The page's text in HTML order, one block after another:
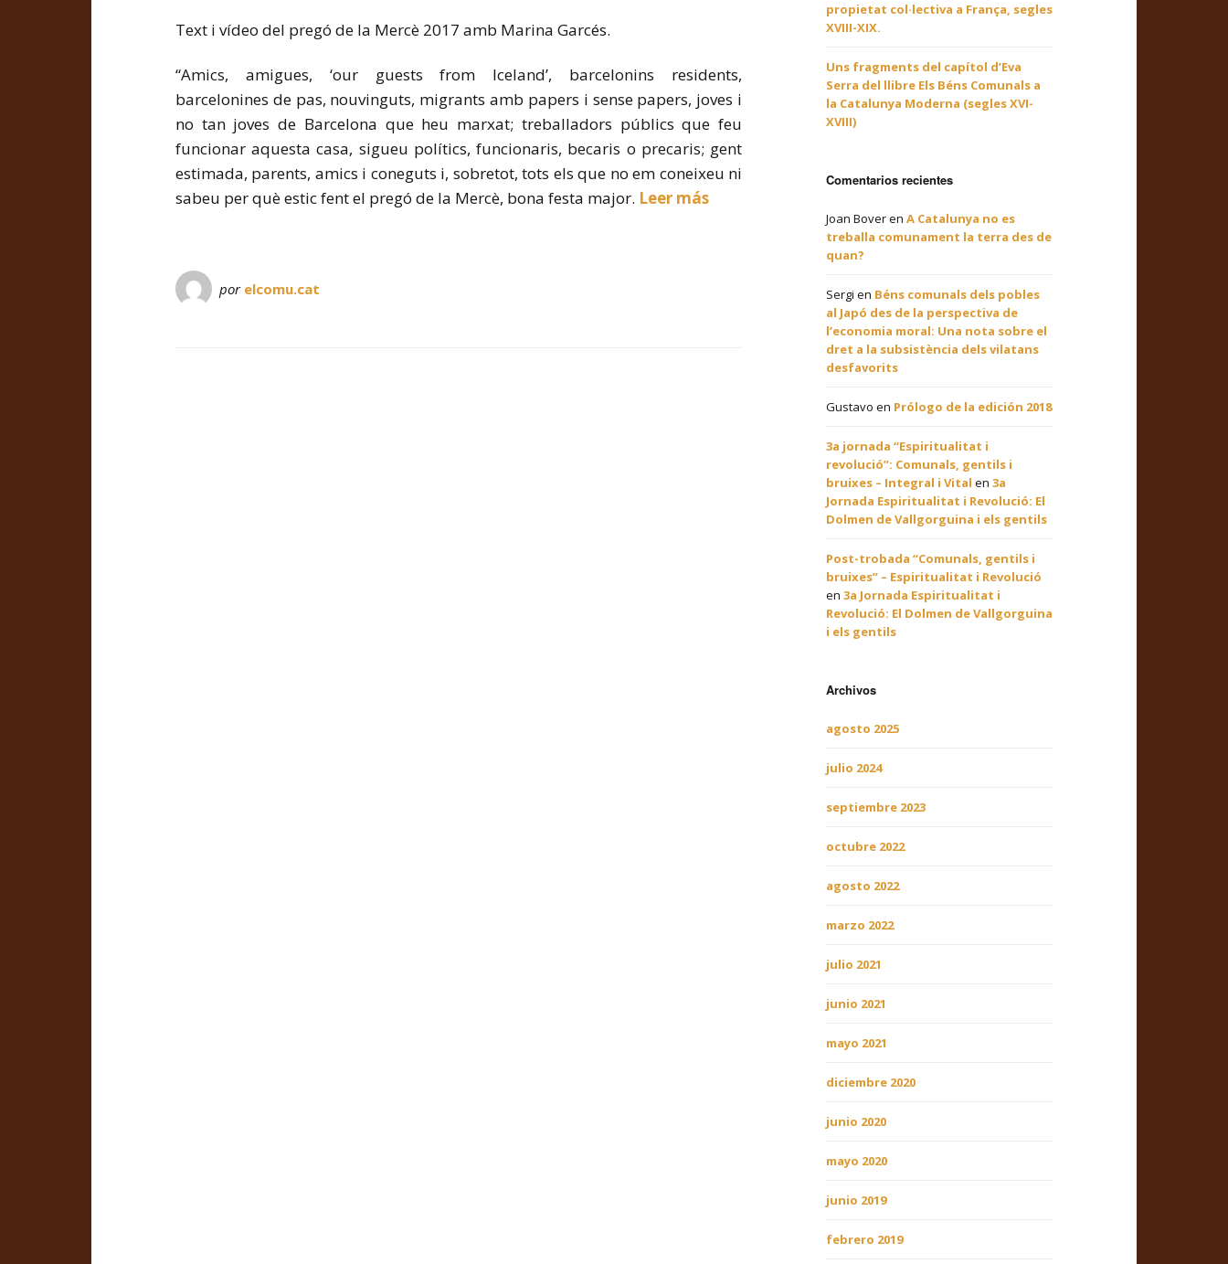
Text i vídeo del pregó de la Mercè 2017 amb Marina Garcés.
“Amics, amigues, ‘our guests from Iceland’, barcelonins residents,
barcelonines de pas, nouvinguts, migrants amb papers i sense papers, joves i
no tan joves de Barcelona que heu marxat; treballadors públics que feu
funcionar aquesta casa, sigueu polítics, funcionaris, becaris o precaris; gent
estimada, parents, amics i coneguts i, sobretot, tots els que no em coneixeu ni
sabeu per què estic fent el pregó de la Mercè, bona festa major. Leer más
por elcomu.cat
propietat col·lectiva a França, segles
XVIII-XIX.
Uns fragments del capítol d’Eva
Serra del llibre Els Béns Comunals a
la Catalunya Moderna (segles XVI-
XVIII)
Comentarios recientes
Joan Boveren A Catalunya no es
treballa comunament la terra des de
quan?
Sergi en Béns comunals dels pobles
al Japó des de la perspectiva de
l’economia moral: Una nota sobre el
dret a la subsistència dels vilatans
desfavorits
Gustavo en Prólogo de la edición 2018
3a jornada “Espiritualitat i
revolució”: Comunals, gentils i
bruixes – Integral i Vital en 3a
Jornada Espiritualitat i Revolució: El
Dolmen de Vallgorguina i els gentils
Post-trobada “Comunals, gentils i
bruixes” – Espiritualitat i Revolució
en 3a Jornada Espiritualitat i
Revolució: El Dolmen de Vallgorguina
i els gentils
Archivos
agosto 2025
julio 2024
septiembre 2023
octubre 2022
agosto 2022
marzo 2022
julio 2021
junio 2021
mayo 2021
diciembre 2020
junio 2020
mayo 2020
junio 2019
febrero 2019